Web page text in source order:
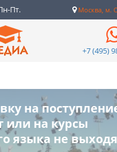
Пт. Москва, м.
+7 (495)
на
или на курсы
языка не